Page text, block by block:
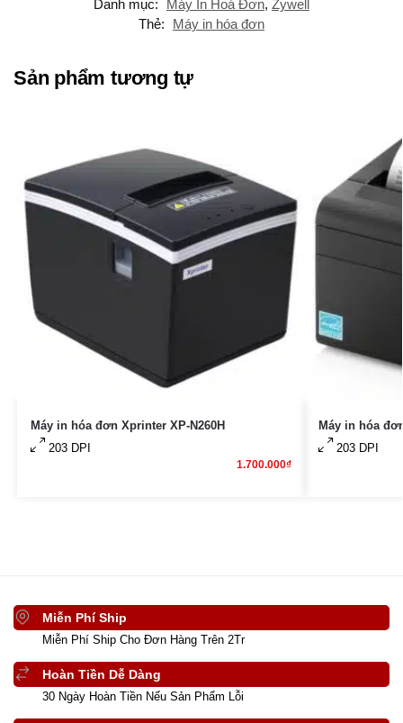
Danh mục: Máy In Hoá Đơn, Zywell
Thẻ:
Máy in hóa đơn
Sản phẩm tương tự
Máy in hóa đơn Xprinter XP-N260H
203 DPI
1.700.000₫
Máy in hóa
203 DPI
Miễn Phí Ship
Miễn Phí Ship Cho Đơn Hàng Trên 2Tr
Hoàn Tiền Dễ Dàng
30 Ngày Hoàn Tiền Nếu Sản Phẩm Lỗi